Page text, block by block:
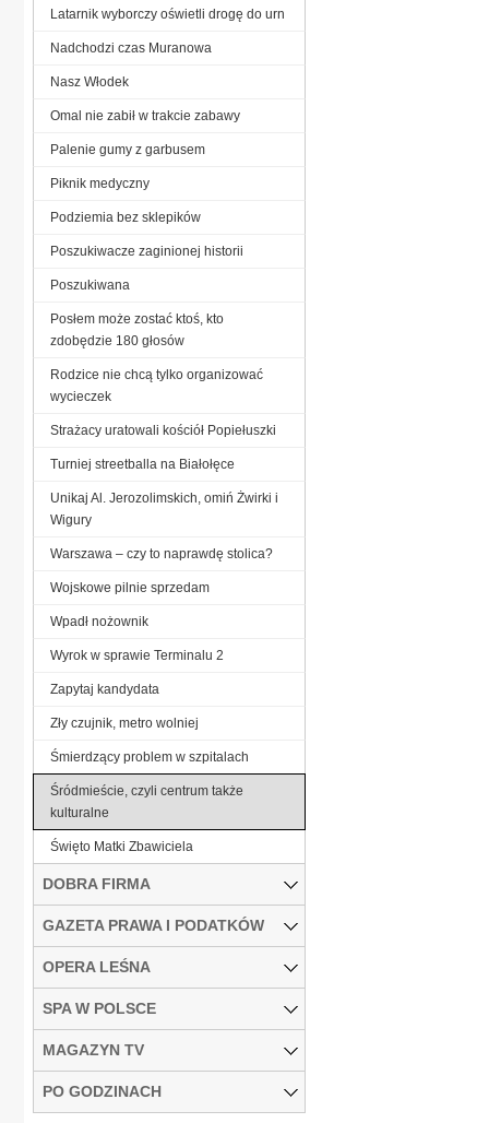
Latarnik wyborczy oświetli drogę do urn
Nadchodzi czas Muranowa
Nasz Włodek
Omal nie zabił w trakcie zabawy
Palenie gumy z garbusem
Piknik medyczny
Podziemia bez sklepików
Poszukiwacze zaginionej historii
Poszukiwana
Posłem może zostać ktoś, kto
zdobędzie 180 głosów
Rodzice nie chcą tylko organizować
wycieczek
Strażacy uratowali kościół Popiełuszki
Turniej streetballa na Białołęce
Unikaj Al. Jerozolimskich, omiń Żwirki i
Wigury
Warszawa – czy to naprawdę stolica?
Wojskowe pilnie sprzedam
Wpadł nożownik
Wyrok w sprawie Terminalu 2
Zapytaj kandydata
Zły czujnik, metro wolniej
Śmierdzący problem w szpitalach
Śródmieście, czyli centrum także
kulturalne
Święto Matki Zbawiciela
DOBRA FIRMA
GAZETA PRAWA I PODATKÓW
OPERA LEŚNA
SPA W POLSCE
MAGAZYN TV
PO GODZINACH